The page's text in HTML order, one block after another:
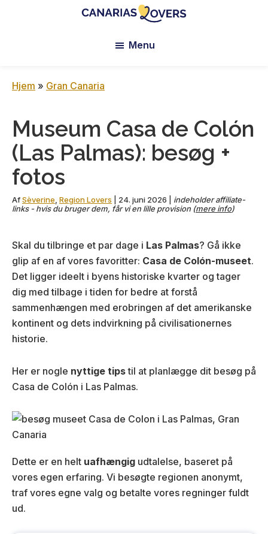
Lovers:
Gran
Canaria
blog
Menu
Hjem » Gran Canaria
Museum Casa de Colón
(Las Palmas): besøg +
fotos
AfSèverine Region Lovers 24. juni 2026
indeholder affiliate-
links - hvis du bruger dem, får vi en lille provision (mere info)
Skal du tilbringe et par dage i Las Palmas? Gå ikke
glip af en af vores favoritter: Casa de Colón-museet.
Det ligger ideelt i byens historiske kvarter og tager
dig med tilbage i tiden for bedre at forstå
sammenhængen med erobringen af det amerikanske
kontinent og dets indvirkning på civilisationernes
historie.
Her er nogle nyttige tipstil at planlægge dit besøg på
Casa de Colón i Las Palmas.
Dette er en helt uafhængig udtalelse, baseret på
vores egen erfaring. Vi besøgte regionen anonymt,
traf vores egne valg og betalte vores regninger fuldt
ud.